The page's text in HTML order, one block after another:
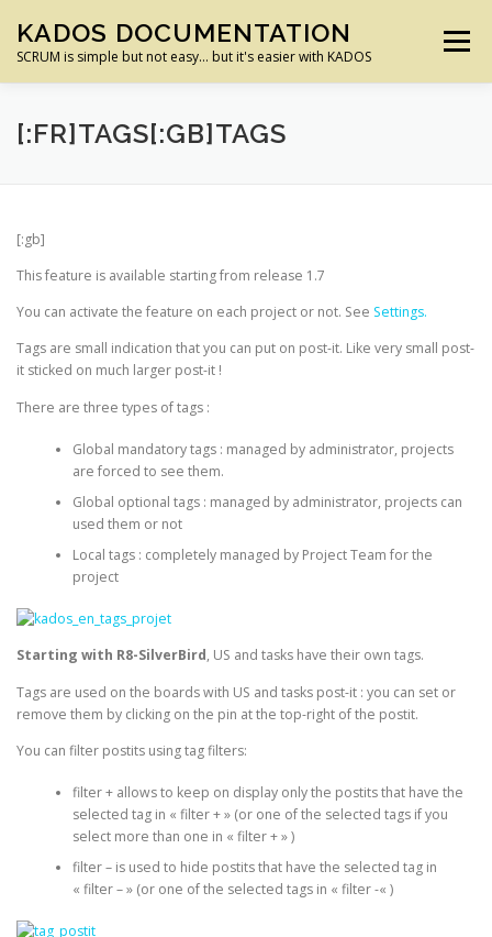
contenu
KADOS DOCUMENTATION
SCRUM is simple but not easy… but it's easier with KADOS
Menu
ACCUEIL PREMIERS PAS
BONNES PRATIQUES
INSTALLATION
[:FR]TAGS[:GB]TAGS
[:gb]
This feature is available starting from release 1.7
You can activate the feature on each project or not. See Settings.
Tags are small indication that you can put on post-it. Like very small post-
it sticked on much larger post-it !
There are three types of tags :
Global mandatory tags : managed by administrator, projects
are forced to see them.
Global optional tags : managed by administrator, projects can
used them or not
Local tags : completely managed by Project Team for the
project
Starting with R8-SilverBird, US and tasks have their own tags.
Tags are used on the boards with US and tasks post-it : you can set or
remove them by clicking on the pin at the top-right of the postit.
You can filter postits using tag filters:
filter + allows to keep on display only the postits that have the
selected tag in « filter + » (or one of the selected tags if you
select more than one in « filter + » )
filter – is used to hide postits that have the selected tag in
« filter – » (or one of the selected tags in « filter -« )